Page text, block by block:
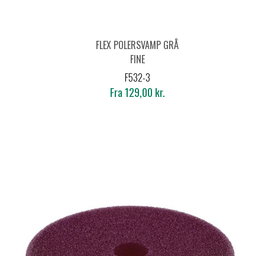
FLEX POLERSVAMP GRÅ
FINE
F532-3
Fra 129,00 kr.